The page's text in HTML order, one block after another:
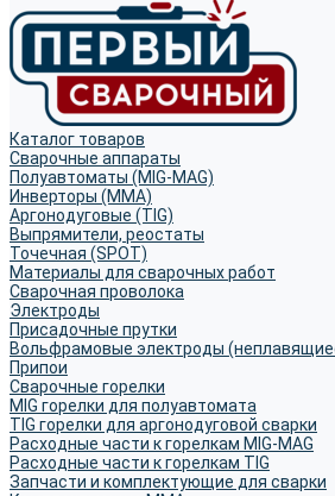
Каталог товаров
Сварочные аппараты
Полуавтоматы (MIG-MAG)
Инверторы (MMA)
Аргонодуговые (TIG)
Выпрямители, реостаты
Точечная (SPOT)
Материалы для сварочных работ
Сварочная проволока
Электроды
Присадочные прутки
Вольфрамовые электроды
Припои
Сварочные горелки
MIG горелки для полуавтомата
TIG горелки для аргонодуговой сварки
Расходные части к горелкам MIG-MAG
Расходные части к горелкам TIG
Запчасти и комплектующие для сварки